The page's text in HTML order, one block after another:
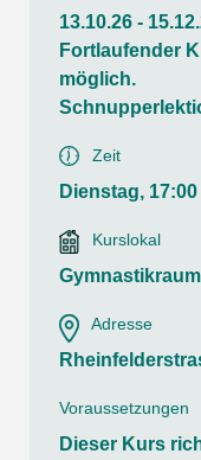
13.10.26 -
Fortlaufender
möglich.
Zeit
Dienstag,
Kurslokal
Adresse
Voraussetzungen
Dieser Kurs